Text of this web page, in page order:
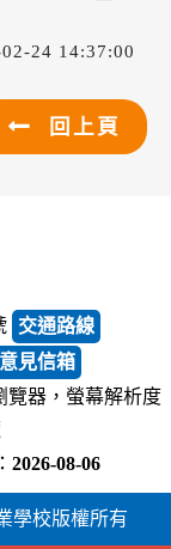
24 14:37:00
回上頁
交通路線
見信箱
覽器，螢幕解析度
2026-08-06
學校版權所有